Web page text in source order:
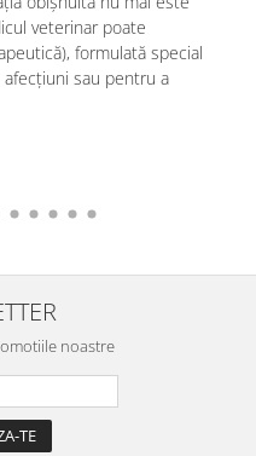
veterinar poate
formulată special
sau pentru a
noastre